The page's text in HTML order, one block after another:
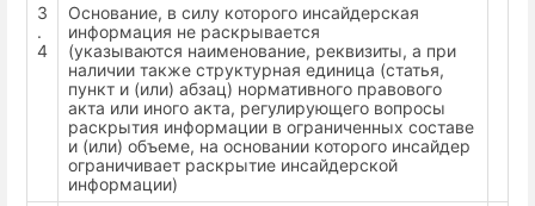
3
.
4
Основание, в силу которого инсайдерская
информация не раскрывается
(указываются наименование, реквизиты, а при
наличии также структурная единица (статья,
пункт и (или) абзац) нормативного правового
акта или иного акта, регулирующего вопросы
раскрытия информации в ограниченных составе
и (или) объеме, на основании которого инсайдер
ограничивает раскрытие инсайдерской
информации)